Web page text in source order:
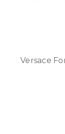
Versace